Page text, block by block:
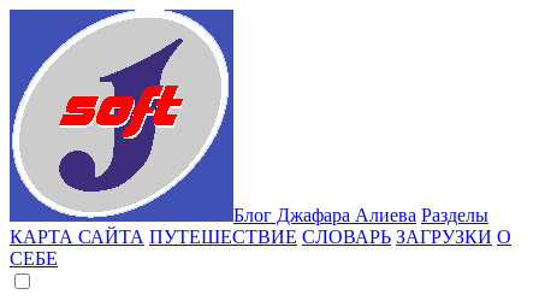
Блог Джафара Алиева Разделы
КАРТА САЙТА ПУТЕШЕСТВИЕ СЛОВАРЬ ЗАГРУЗКИ О
СЕБЕ